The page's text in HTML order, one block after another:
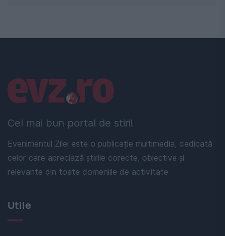
Cel mai bun portal de stiri!
Evenimentul Zilei este o publicație multimedia, dedicată
celor care apreciază știrile corecte, obiective și
relevante din toate domeniile de activitate
Linkuri utile
Utile